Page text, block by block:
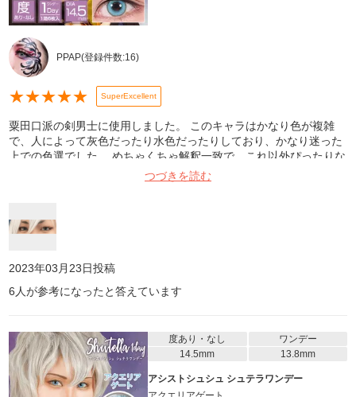
PPAP(登録件数:16)
★★★★★ SuperExcellent
粟田口派の剣男士に使用しました。 このキャラはかなり色が複雑
で、人によって灰色だったり水色だったりしており、かなり迷った
上での色選でした。 めちゃくちゃ解釈一致で、これ以外ぴったりな
色はない！と個人的には思っています！ 目の大きさもちょうどよ
く、男性キャラにもめちゃくちゃ使えます！色の多さは業界一でき
てます。
つづきを読む
2023年03月23日投稿
6 人が参考になったと答えています
度あり・なし
ワンデー
14.5mm
13.8mm
アシストシュシュ シュテラワンデー